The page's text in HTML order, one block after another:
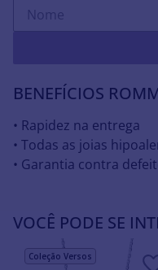
BENEFÍCIOS
• Rapidez na entrega
• Todas as joias
• Garantia contra
VOCÊ PODE SE
Coleção Versos